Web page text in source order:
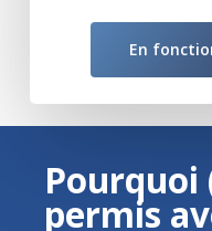
En
Pourquoi
permis